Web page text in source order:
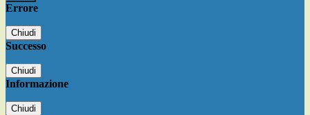
Errore
Chiudi
Successo
Chiudi
Informazione
Chiudi